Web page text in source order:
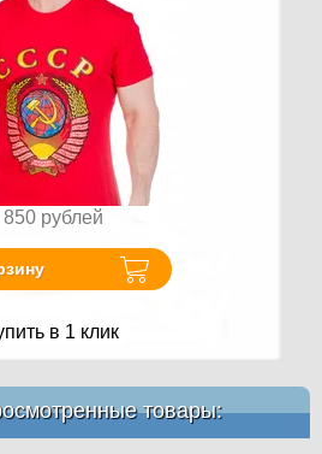
850 рублей
в 1 клик
товары: